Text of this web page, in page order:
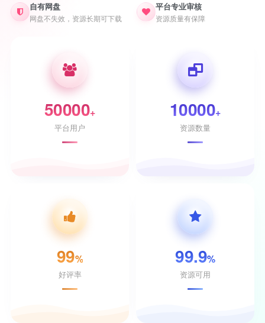
自有网盘
网盘不失效，资源长期可下载
平台专业审核
资源质量有保障
50000+
平台用户
10000+
资源数量
99%
好评率
99.9%
资源可用